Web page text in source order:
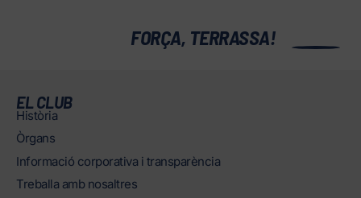
FORÇA, TERRASSA!
EL CLUB
Història
Òrgans
Informació corporativa i transparència
Treballa amb nosaltres